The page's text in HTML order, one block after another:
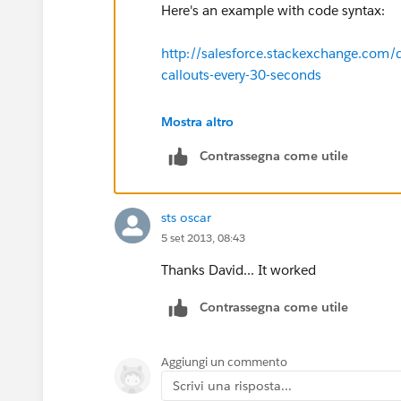
Here's an example with code syntax:
http://
callouts-every-30-seconds
private void reSubmitJob( )
Datetime sysTime =
+ ' ' + sysTime.day() + ' ' +
System.schedule( 'Scheduled Apex '
}
Mostra altro
Contrassegna come utile
sts oscar
5 set 2013, 08:43
Thanks David... It worked
Contrassegna come utile
Aggiungi un commento
Scrivi una risposta...